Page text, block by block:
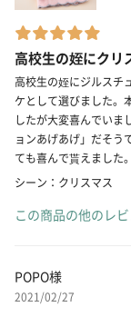
高校生の姪にクリ
高校生の姪にジルスチ
ケとして選びました。
したが大変喜んでいま
ョンあげあげ」だそう
ても喜んで貰えました
シーン：クリスマス
この商品の他のレ
POPO様
2021/02/27